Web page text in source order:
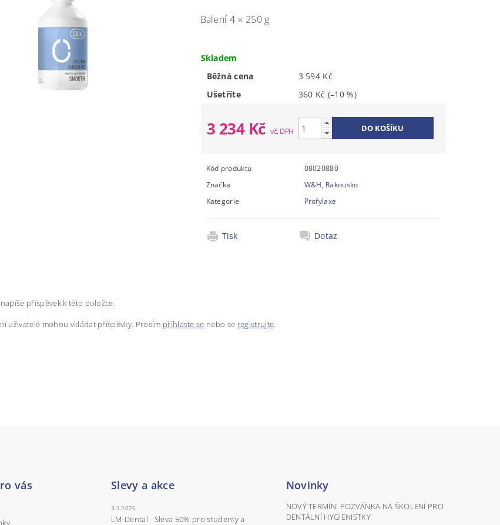
Balení 4 × 250 g
Skladem
Běžná cena
3 594 Kč
Ušetříte
360 Kč (–10 %)
3 234 Kč
Kód produktu
08020880
Značka
W&H, Rakousko
Kategorie
Profylaxe
Tisk Dotaz
příspěvek k této položce.
uživatelé mohou vkládat příspěvky. Prosím přihlaste se nebo se registrujte.
vás Slevy a akce
3.1.2026
LM-Dental - Sleva 50% pro studenty a
Novinky
NOVÝ TERMÍN! POZVÁNKA NA ŠKOLENÍ PRO
DENTÁLNÍ HYGIENISTKY